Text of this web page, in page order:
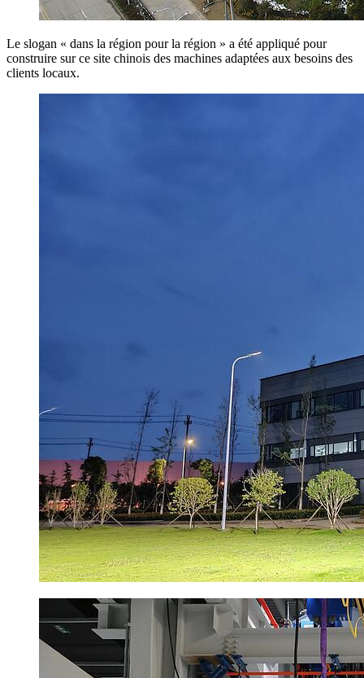
Le slogan « dans la région pour la région » a été appliqué pour
construire sur ce site chinois des machines adaptées aux besoins des
clients locaux.